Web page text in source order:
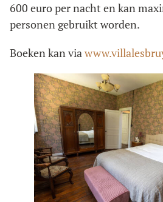
600 euro per nacht en kan
personen gebruikt worden.
Boeken kan via